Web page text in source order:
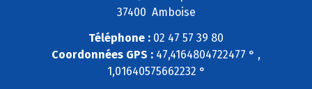
37400 Amboise
Téléphone : 02 47 57 39 80
Coordonnées GPS : 47,4164804722477 ° ,
1,01640575662232 °